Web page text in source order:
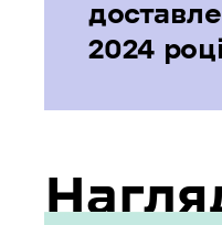
2024 році